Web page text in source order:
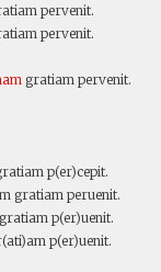
pervenit.
pervenit.
gratiam pervenit.
p(er)cepit.
gratiam peruenit.
p(er)uenit.
p(er)uenit.